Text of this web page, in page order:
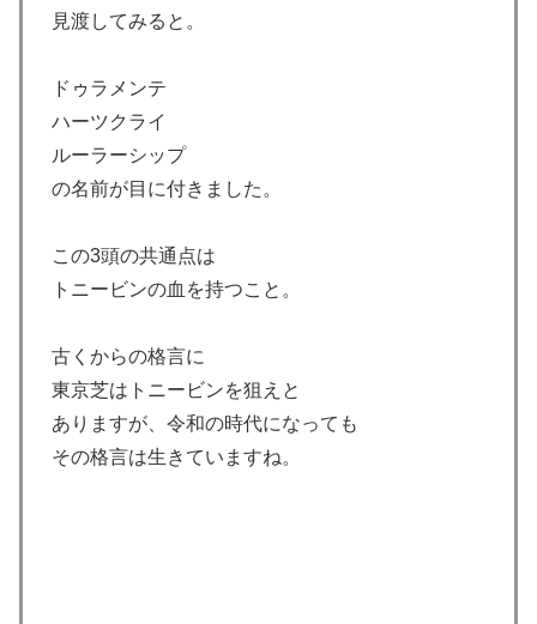
見渡してみると。
ドゥラメンテ
ハーツクライ
ルーラーシップ
の名前が目に付きました。
この3頭の共通点は
トニービンの血を持つこと。
古くからの格言に
東京芝はトニービンを狙えと
ありますが、令和の時代になっても
その格言は生きていますね。